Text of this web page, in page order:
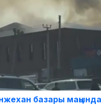
базары маңында